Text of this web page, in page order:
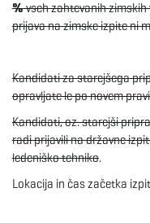
%vseh zahtevanih zimskih
prijava na zimske izpite ni
Kandidati za starejšega
opravljate le po novem
Kandidati, oz. starejši
radi prijavili na državne
ledeniško tehniko.
Lokacija in čas začetka